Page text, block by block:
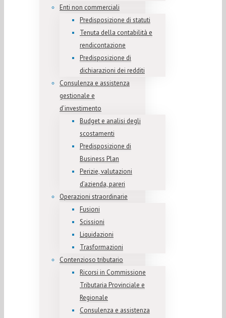
Enti non commerciali
Predisposizione di statuti
Tenuta della contabilità e
rendicontazione
Predisposizione di
dichiarazioni dei redditi
Consulenza e assistenza
gestionale e
d’investimento
Budget e analisi degli
scostamenti
Predisposizione di
Business Plan
Perizie, valutazioni
d’azienda, pareri
Operazioni straordinarie
Fusioni
Scissioni
Liquidazioni
Trasformazioni
Contenzioso tributario
Ricorsi in Commissione
Tributaria Provinciale e
Regionale
Consulenza e assistenza